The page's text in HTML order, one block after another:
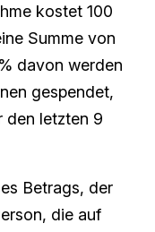
kostet 100
Summe von
davon werden
gespendet,
den letzten 9
Betrags, der
die auf